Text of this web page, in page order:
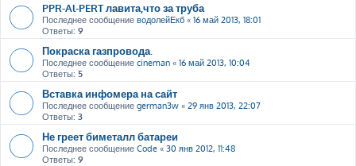
PPR-Al-PERT лавита,что за труба
Последнее сообщение водолейЕкб « 16 май 2013, 18:01
Ответы: 9
Покраска газпровода.
Последнее сообщение cineman « 16 май 2013, 10:04
Ответы: 5
Вставка инфомера на сайт
Последнее сообщение german3w « 29 янв 2013, 22:07
Ответы: 3
Не греет биметалл батареи
Последнее сообщение Code « 30 янв 2012, 11:48
Ответы: 9